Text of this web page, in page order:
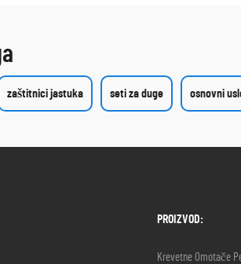
zaštitnici jastuka seti za duge osnovni
PROIZVOD:
Krevetne Omotače